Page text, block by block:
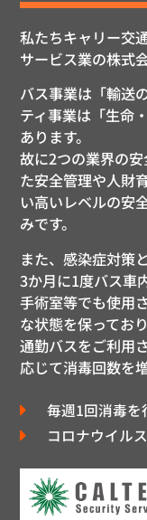
私たちキャリー交
サービス業の株式
バス事業は「輸送
ティ事業は「生命
あります。
故に2つの業界の
た安全管理や人財
い高いレベルの安
みです。
また、感染症対策
3か月に1度バス車
手術室等でも使用
な状態を保っており
通勤バスをご利用
応じて消毒回数を
毎週1回消毒
コロナウイル